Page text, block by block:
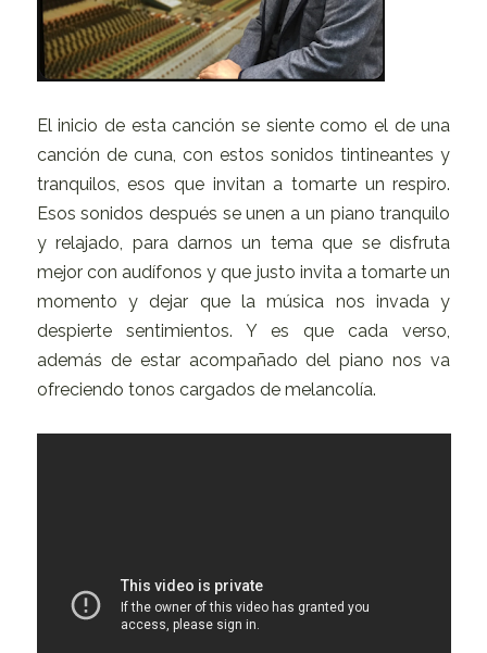
El inicio de esta canción se siente como el de una
canción de cuna, con estos sonidos tintineantes y
tranquilos, esos que invitan a tomarte un respiro.
Esos sonidos después se unen a un piano tranquilo
y relajado, para darnos un tema que se disfruta
mejor con audífonos y que justo invita a tomarte un
momento y dejar que la música nos invada y
despierte sentimientos. Y es que cada verso,
además de estar acompañado del piano nos va
ofreciendo tonos cargados de melancolía.